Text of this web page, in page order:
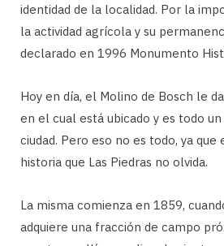
identidad de la localidad. Por la
la actividad agrícola y su
declarado en 1996 Monumento
Hoy en día, el Molino de Bosch le
en el cual está ubicado y es todo
ciudad. Pero eso no es todo, ya que
historia que Las Piedras no olvida.
La misma comienza en 1859,
adquiere una fracción de campo